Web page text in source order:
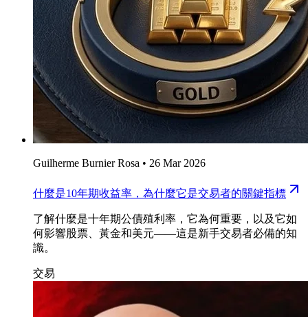
Guilherme Burnier Rosa • 26 Mar 2026
什麼是10年期收益率，為什麼它是交易者的關鍵指標
了解什麼是十年期公債殖利率，它為何重要，以及它如
何影響股票、黃金和美元——這是新手交易者必備的知
識。
交易